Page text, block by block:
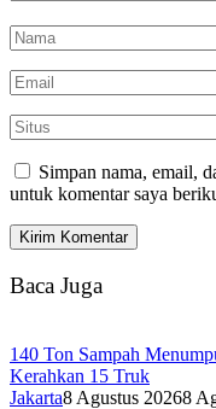
Simpan nama, email,
untuk komentar saya
Baca Juga
140 Ton Sampah
Kerahkan 15 Truk
Jakarta8 Agustus 20268